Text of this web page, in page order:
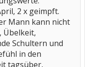
2 x geimpft.
Mann kann nicht
Übelkeit,
Schultern und
in den
tagsüber,